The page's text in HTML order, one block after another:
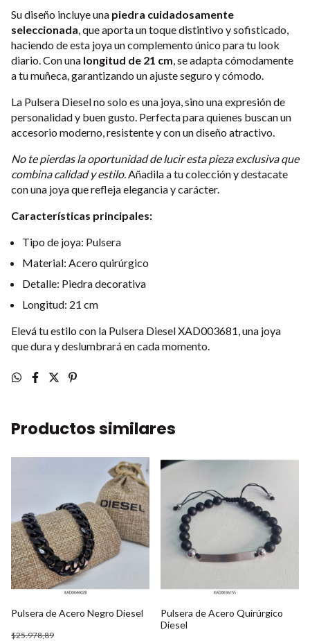
Su diseño incluye una piedra cuidadosamente
seleccionada, que aporta un toque distintivo y sofisticado,
haciendo de esta joya un complemento único para tu look
diario. Con una longitud de 21 cm, se adapta cómodamente
a tu muñeca, garantizando un ajuste seguro y cómodo.
La Pulsera Diesel no solo es una joya, sino una expresión de
personalidad y buen gusto. Perfecta para quienes buscan un
accesorio moderno, resistente y con un diseño atractivo.
No te pierdas la oportunidad de lucir esta pieza exclusiva que
combina calidad y estilo.Añadila a tu colección y destacate
con una joya que refleja elegancia y carácter.
Características principales:
Tipo de joya: Pulsera
Material: Acero quirúrgico
Detalle: Piedra decorativa
Longitud: 21 cm
Elevá tu estilo con la Pulsera Diesel XAD003681, una joya
que dura y deslumbrará en cada momento.
Productos similares
Pulsera de Acero Negro Diesel
$25.978,89
Pulsera de Acero Quirúrgico
Diesel